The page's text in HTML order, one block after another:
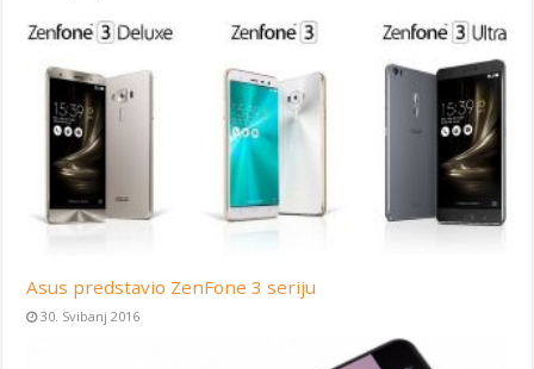
Asus predstavio ZenFone 3 seriju
30. Svibanj 2016